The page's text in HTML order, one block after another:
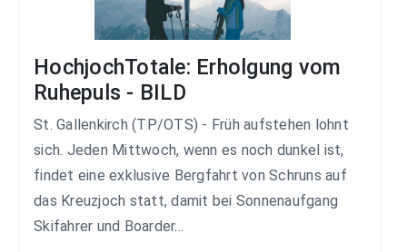
HochjochTotale: Erholgung vom
Ruhepuls - BILD
St. Gallenkirch (TP/OTS) - Früh aufstehen lohnt
sich. Jeden Mittwoch, wenn es noch dunkel ist,
findet eine exklusive Bergfahrt von Schruns auf
das Kreuzjoch statt, damit bei Sonnenaufgang
Skifahrer und Boarder...